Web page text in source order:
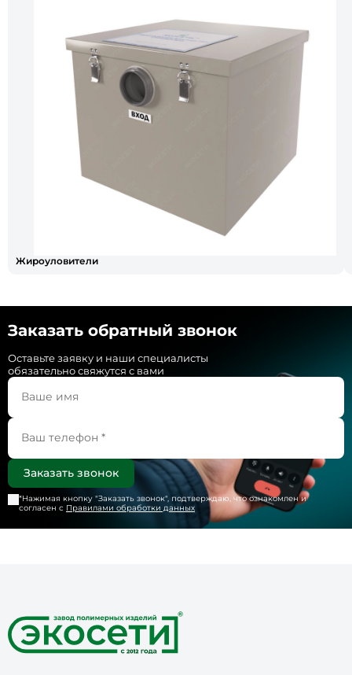
Жироуловители
Заказать обратный звонок
Оставьте заявку и наши специалисты
обязательно свяжутся с вами
*Нажимая кнопку "Заказать звонок", подтверждаю, что ознакомлен и
согласен с Правилами обработки данных